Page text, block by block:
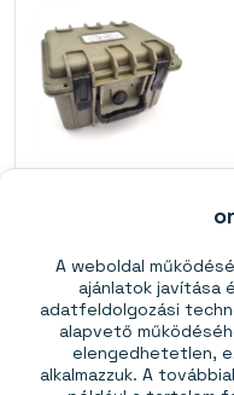
A weboldal
ajánlatok javítása
adatfeldolgozási
alapvető
elengedhetetlen,
alkalmazzuk. A
Elakadásgátló kúp